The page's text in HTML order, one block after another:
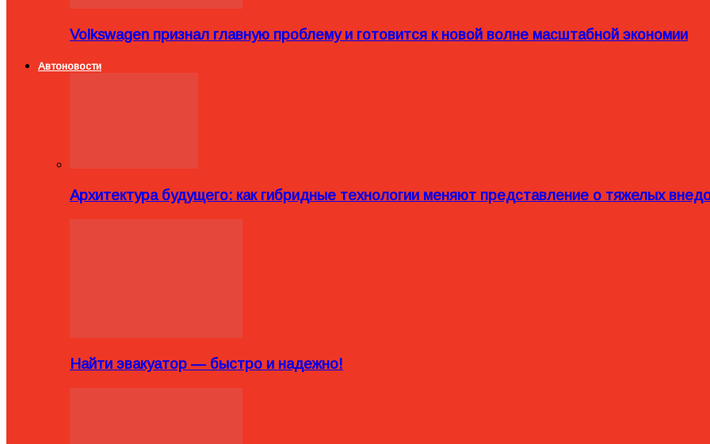
Volkswagen признал главную проблему и готовится к новой волне масштабной экономии
Автоновости
Архитектура будущего: как гибридные технологии меняют представление о тяжелых
Найти эвакуатор — быстро и надежно!